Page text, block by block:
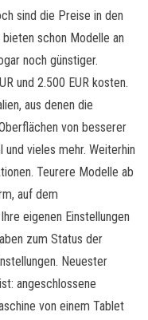
sind die Preise in den
schon Modelle an
noch günstiger.
und 2.500 EUR kosten.
aus denen die
von besserer
vieles mehr. Weiterhin
Teurere Modelle ab
auf dem
eigenen Einstellungen
zum Status der
Neuester
angeschlossene
von einem Tablet